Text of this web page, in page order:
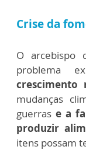
Crise da
O arcebispo
problema
mudanças
guerrase a
produzir
itens possam